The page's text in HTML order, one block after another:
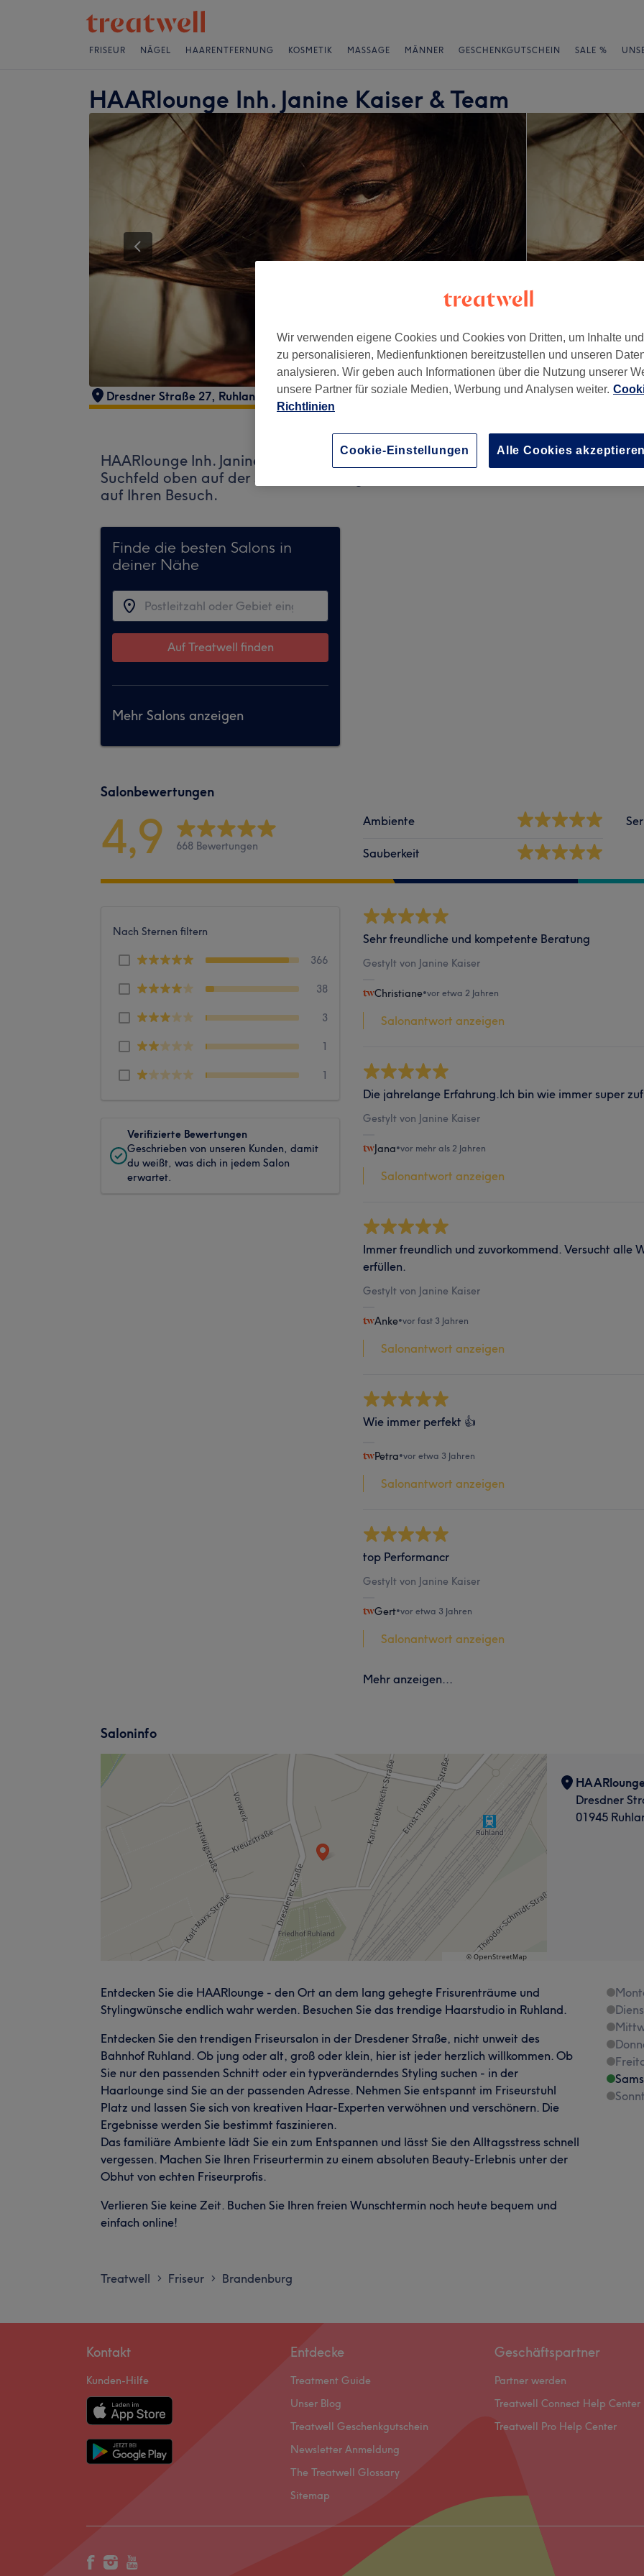
FRISEUR NÄGEL HAARENTFERNUNG KOSMETIK MASSAGE MÄNNER GESCHENKGUTSCHEIN SALE %
HAARlounge Inh. Janine Kaiser & Team
Dresdner Straße 27, Ruhland 01945
HAARlounge Inh. Janine Kaiser & Team nimmt derzeit keine Buchungen über
Suchfeld oben auf der Seite, um
auf Ihren Besuch.
Finde die besten Salons in
deiner Nähe
Auf Treatwell finden
Mehr Salons anzeigen
Salonbewertungen
4,9 668 Bewertungen
Ambiente
Sauberkeit
Nach Sternen filtern
366
38
3
1
1
Verifizierte Bewertungen
Geschrieben von unseren Kunden, damit
du weißt, was dich in jedem Salon
erwartet.
Sehr freundliche und kompetente Beratung
Gestylt von Janine Kaiser
Christiane•vor etwa 2 Jahren
Salonantwort anzeigen
Die jahrelange Erfahrung.Ich bin wie immer super
Gestylt von Janine Kaiser
Jana•vor mehr als 2 Jahren
Salonantwort anzeigen
Immer freundlich und zuvorkommend. Versucht alle
erfüllen.
Gestylt von Janine Kaiser
Anke•vor fast 3 Jahren
Salonantwort anzeigen
Wie immer perfekt 👍
Petra•vor etwa 3 Jahren
Salonantwort anzeigen
top Performancr
Gestylt von Janine Kaiser
Gert•vor etwa 3 Jahren
Salonantwort anzeigen
Mehr anzeigen...
Saloninfo
Dresdner
01945
Entdecken Sie die HAARlounge - den Ort an dem lang gehegte Frisurenträume und
Stylingwünsche endlich wahr werden. Besuchen Sie das trendige Haarstudio in Ruhland.
Entdecken Sie den trendigen Friseursalon in der Dresdener Straße, nicht unweit des
Bahnhof Ruhland. Ob jung oder alt, groß oder klein, hier ist jeder herzlich willkommen. Ob
Sie nur den passenden Schnitt oder ein typveränderndes Styling suchen - in der
Haarlounge sind Sie an der passenden Adresse. Nehmen Sie entspannt im Friseurstuhl
Platz und lassen Sie sich von kreativen Haar-Experten verwöhnen und verschönern. Die
Ergebnisse werden Sie bestimmt faszinieren.
Das familiäre Ambiente lädt Sie ein zum Entspannen und lässt Sie den Alltagsstress schnell
vergessen. Machen Sie Ihren Friseurtermin zu einem absoluten Beauty-Erlebnis unter der
Obhut von echten Friseurprofis.
Verlieren Sie keine Zeit. Buchen Sie Ihren freien Wunschtermin noch heute bequem und
einfach online!
Treatwell > Friseur > Brandenburg
Kontakt
Kunden-Hilfe
Entdecke
Treatment Guide
Unser Blog
Treatwell Geschenkgutschein
Newsletter Anmeldung
The Treatwell Glossary
Sitemap
Geschäftspartner
Partner werden
Treatwell Connect Help Center
Treatwell Pro Help Center
Wir verwenden eigene Cookies und Cookies von Dritten, um Inhalte
zu personalisieren, Medienfunktionen bereitzustellen und unseren
analysieren. Wir geben auch Informationen über die Nutzung unserer
unsere Partner für soziale Medien, Werbung und Analysen weiter.
Richtlinien
Cookie-Einstellungen Alle Cookies